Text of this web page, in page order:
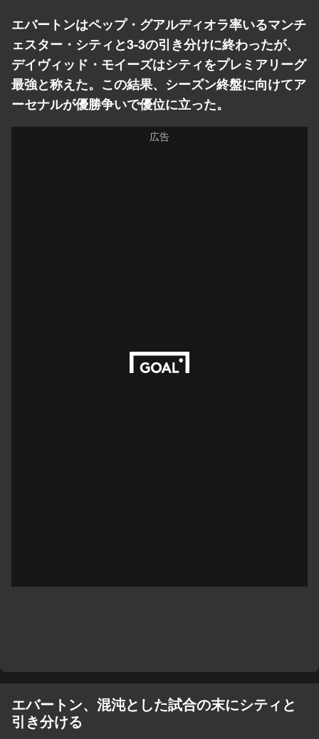
エバートンはペップ・グアルディオラ率いるマンチ
ェスター・シティと3-3の引き分けに終わったが、
デイヴィッド・モイーズはシティをプレミアリーグ
最強と称えた。この結果、シーズン終盤に向けてア
ーセナルが優勝争いで優位に立った。
エバートン、混沌とした試合の末にシティと
引き分ける